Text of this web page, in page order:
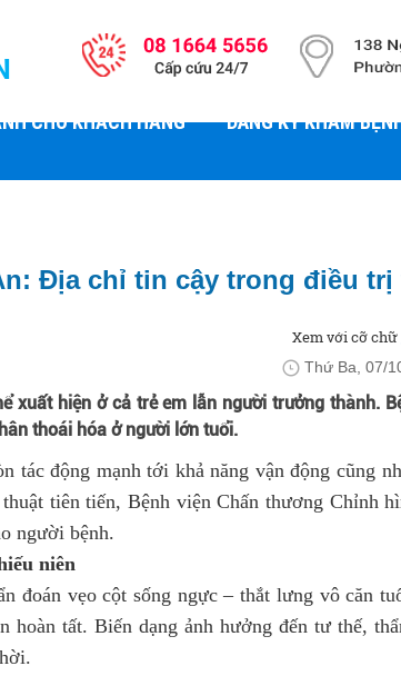
CHO KHÁCH HÀNG ĐĂNG KÝ KHÁM
Địa chỉ tin cậy trong điều trị
Xem với cỡ chữ
Thứ Ba, 07/
xuất hiện ở cả trẻ em lẫn người trưởng thành.
thoái hóa ở người lớn tuổi.
tác động mạnh tới khả năng vận động cũng
tiên tiến, Bệnh viện Chấn thương Chỉnh
người bệnh.
niên
đoán vẹo cột sống ngực – thắt lưng vô căn
tất. Biến dạng ảnh hưởng đến tư thế,